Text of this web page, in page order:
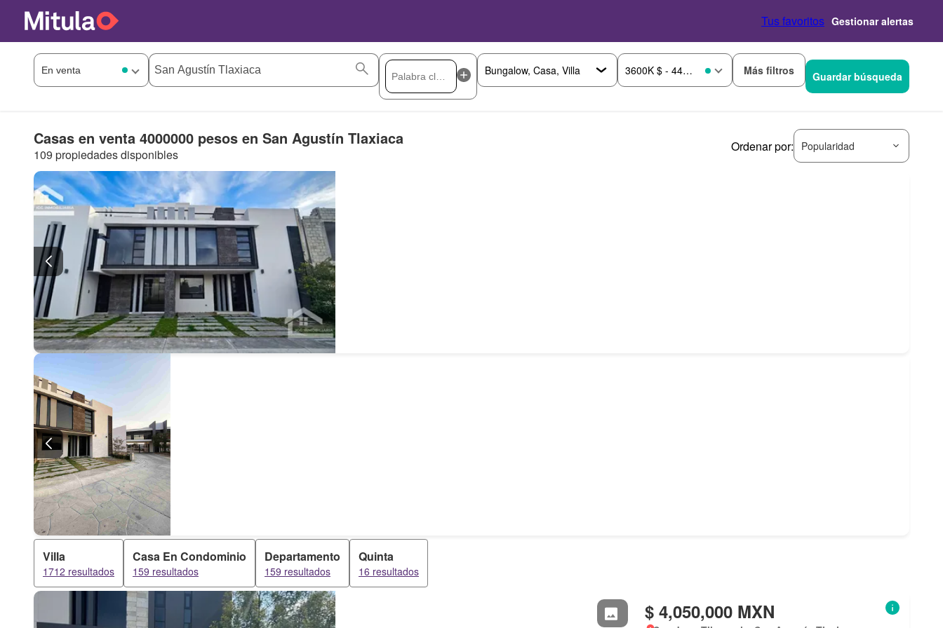
Tus favoritos Gestionar alertas
3600K $ - 4400K $ Más filtros Guardar búsqueda
Casas en venta 4000000 pesos en San Agustín Tlaxiaca
109 propiedades disponibles
Ordenar por: Popularidad
Villa
1712 resultados
Casa En Condominio
159 resultados
Departamento
159 resultados
Quinta
16 resultados
$ 4,050,000 MXN